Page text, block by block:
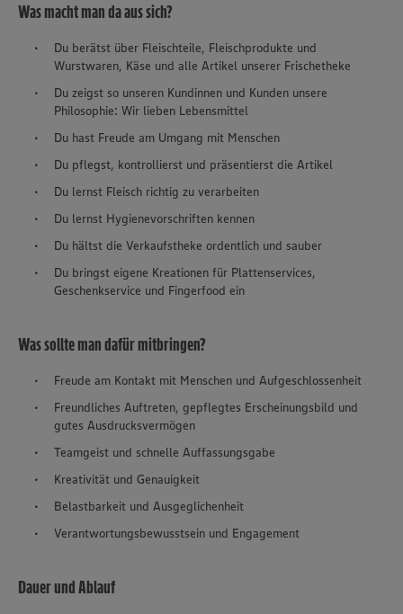
Was macht man da aus sich?
Du berätst über Fleischteile, Fleischprodukte und
Wurstwaren, Käse und alle Artikel unserer Frischetheke
Du zeigst so unseren Kundinnen und Kunden unsere
Philosophie: Wir lieben Lebensmittel
Du hast Freude am Umgang mit Menschen
Du pflegst, kontrollierst und präsentierst die Artikel
Du lernst Fleisch richtig zu verarbeiten
Du lernst Hygienevorschriften kennen
Du hältst die Verkaufstheke ordentlich und sauber
Du bringst eigene Kreationen für Plattenservices,
Geschenkservice und Fingerfood ein
Was sollte man dafür mitbringen?
Freude am Kontakt mit Menschen und Aufgeschlossenheit
Freundliches Auftreten, gepflegtes Erscheinungsbild und
gutes Ausdrucksvermögen
Teamgeist und schnelle Auffassungsgabe
Kreativität und Genauigkeit
Belastbarkeit und Ausgeglichenheit
Verantwortungsbewusstsein und Engagement
Dauer und Ablauf